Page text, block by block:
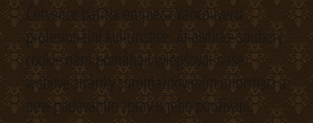
Července patřila empieza Vancouveru
profesionální kulturistice. Analytické soubory
cookie nám pomáhají vylepšovat naše
webové stránky shromažďováním informací a
new podáváním zpráv u jeho používání.